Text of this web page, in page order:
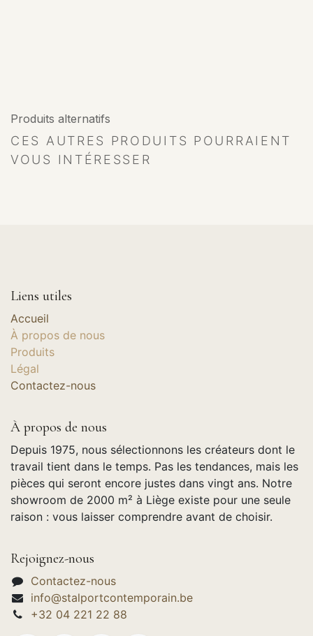
Produits alternatifs
CES AUTRES PRODUITS POURRAIENT
VOUS INTÉRESSER
Liens utiles
Accueil
À propos de nous
Produits
Légal
Contactez-nous
À propos de nous
Depuis 1975, nous sélectionnons les créateurs dont le
travail tient dans le temps. Pas les tendances, mais les
pièces qui seront encore justes dans vingt ans. Notre
showroom de 2000 m² à Liège existe pour une seule
raison : vous laisser comprendre avant de choisir.
Rejoignez-nous
Contactez-nous
info@stalportcontemporain.be
+32 04 221 22 88